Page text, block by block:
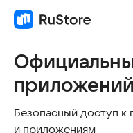
Безопасный доступ к
и приложениям